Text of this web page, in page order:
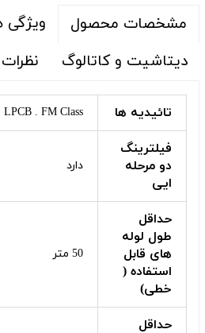
مشخصات محصول
ویژگی
دیتاشیت و کاتالوگ
نظرات
تائیدیه ها . FM Class
فیلترینگ
دو مرحله
ایی
دارد
حداقل
طول لوله
های قابل
استفاده (
خطی)
50 متر
حداقل